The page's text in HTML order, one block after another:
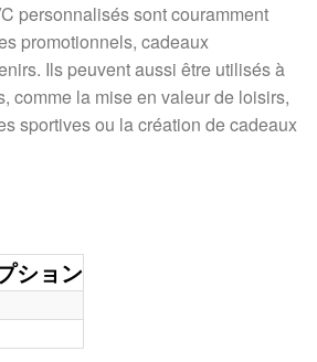
personnalisés sont couramment
promotionnels, cadeaux
Ils peuvent aussi être utilisés à
comme la mise en valeur de loisirs,
sportives ou la création de cadeaux
ション